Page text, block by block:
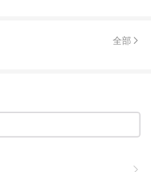
全部